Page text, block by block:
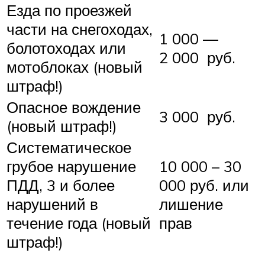
Езда по проезжей
части на снегоходах,
болотоходах или
мотоблоках (новый
штраф!)
1 000 —
2 000 руб.
Опасное вождение
(новый штраф!)
3 000 руб.
Систематическое
грубое нарушение
ПДД, 3 и более
нарушений в
течение года (новый
штраф!)
10 000 – 30
000 руб. или
лишение
прав